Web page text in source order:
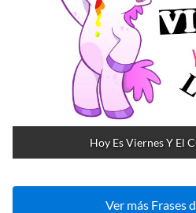
Hoy Es Viernes Y El
Ver más Frases